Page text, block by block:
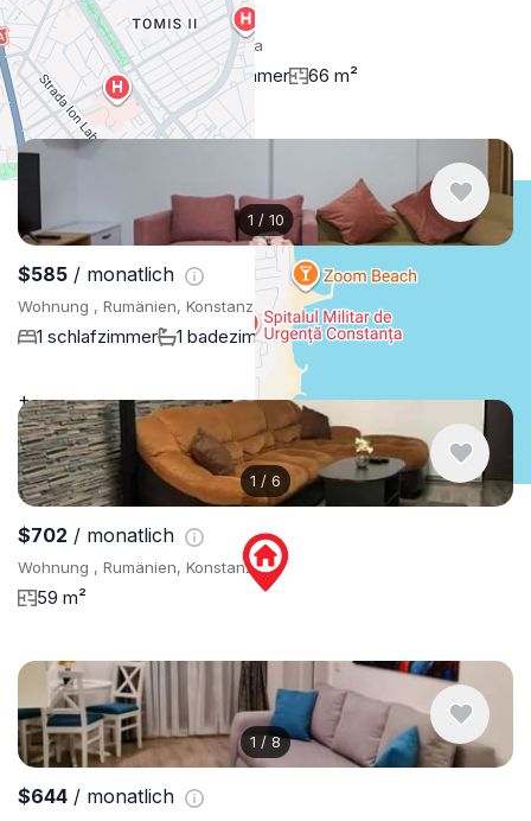
+−
$702/ monatlich
Wohnung , Rumänien, Konstanza
1 schlafzimmer 1 badezimmer 66 m²
1 / 10
$585 / monatlich
Wohnung , Rumänien, Konstanza
1 schlafzimmer 1 badezimmer 56 m²
1 / 6
$702 / monatlich
Wohnung , Rumänien, Konstanza
59 m²
1 /8
$644 / monatlich